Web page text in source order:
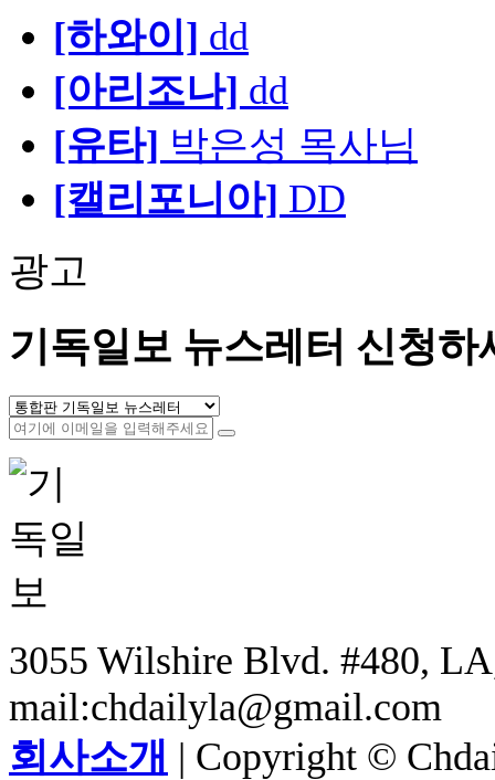
[하와이] dd
[아리조나] dd
[유타] 박은성 목사님
[캘리포니아] DD
광고
기독일보 뉴스레터 신청하
3055 Wilshire Blvd. #480,
mail:chdailyla@gmail.com
회사소개 | Copyright ©